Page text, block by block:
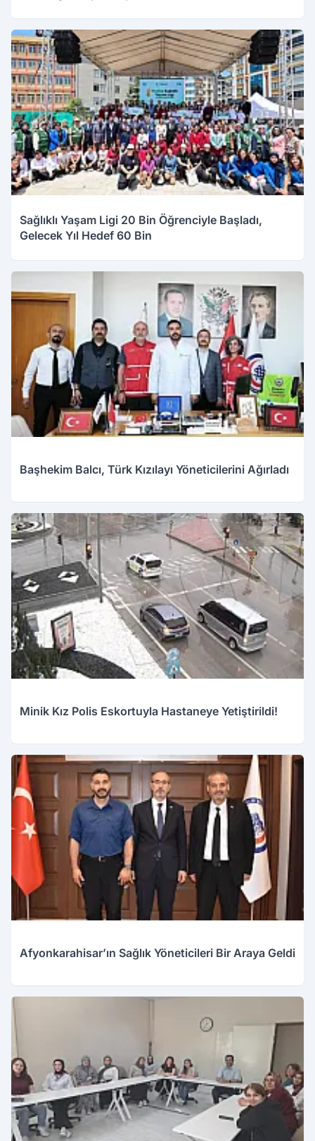
Sağlıklı Yaşam Ligi 20 Bin Öğrenciyle Başladı,
Gelecek Yıl Hedef 60 Bin
Başhekim Balcı, Türk Kızılayı Yöneticilerini Ağırladı
Minik Kız Polis Eskortuyla Hastaneye Yetiştirildi!
Afyonkarahisar’ın Sağlık Yöneticileri Bir Araya Geldi